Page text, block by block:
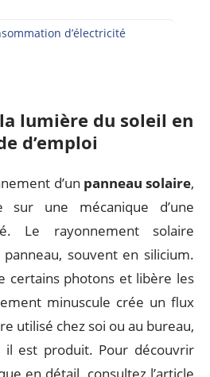
d’électricité
lumière du soleil en
d’emploi
d’un panneau solaire,
sur une mécanique d’une
Le rayonnement solaire
souvent en silicium.
certains photons et libère les
minuscule crée un flux
utilisé chez soi ou au bureau,
il est produit. Pour découvrir
en détail, consultez l’article